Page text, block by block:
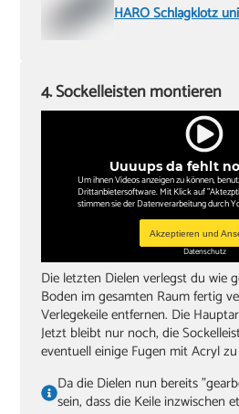
HARO Schlagklotz
Uuuups da fehlt
Um ihnen Videos anzeigen zu können,
Drittanbietersoftware. Mit Klick auf
stimmen sie der Datenverarbeitung durch
Akzeptieren und
Datenschutz
4. Sockelleisten montieren
Die letzten Dielen verlegst du wie
Boden im gesamten Raum fertig
Verlegekeile entfernen. Die
Jetzt bleibt nur noch, die
eventuell einige Fugen mit Acryl
Da die Dielen nun bereits
sein, dass die Keile inzwischen